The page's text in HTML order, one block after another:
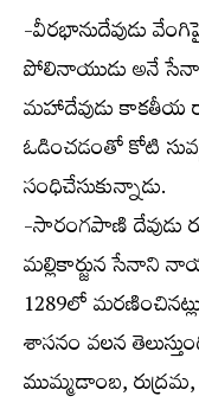
-వీరభానుదేవుడు
పోలినాయుడు అనే
మహాదేవుడు కాకతీయ
ఓడించడంతో కోటి
సంధిచేసుకున్నాడు.
-సారంగపాణి దేవుడు
మల్లికార్జున సేనాని
1289లో
శాసనం వలన
ముమ్మడాంబ,